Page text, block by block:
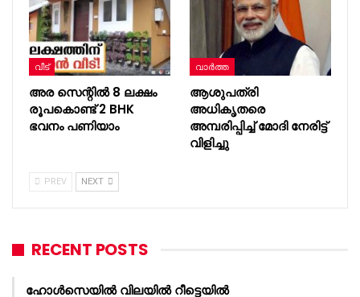
വീട്
അര സെന്റിൽ 8 ലക്ഷം
രൂപകൊണ്ട് 2 BHK
ഭവനം പണിയാം
വാർത്ത
ആശുപത്രി
അധികൃതരെ
അമ്പരിപ്പിച്ച് മോദി നേരിട്ട്
വിളിച്ചു
PREV NEXT
RECENT POSTS
ഹോൾസെയിൽ വിലയിൽ റീട്ടെയിൽ